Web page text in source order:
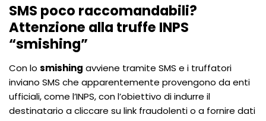
SMS poco raccomandabili?
Attenzione alla truffe INPS
“smishing”
Con lo smishing avviene tramite SMS e i truffatori
inviano SMS che apparentemente provengono da enti
ufficiali, come l’INPS, con l’obiettivo di indurre il
destinatario a cliccare su link fraudolenti o a fornire dati